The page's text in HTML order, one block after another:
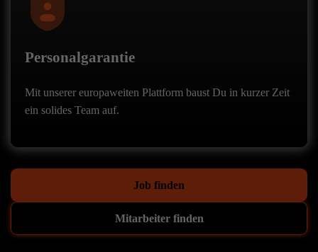
Personalgarantie
Mit unserer europaweiten Plattform baust Du in kurzer Zeit
ein solides Team auf.
Job finden
Mitarbeiter finden